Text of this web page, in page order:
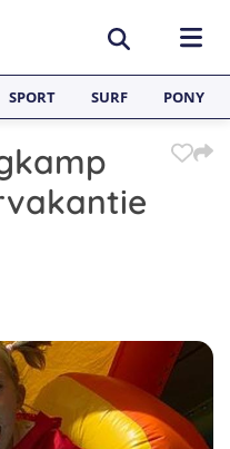
SPORT SURF PONY